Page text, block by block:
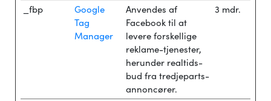
_fbp
Google
Tag
Manager
Anvendes af
Facebook til at
levere forskellige
reklame-tjenester,
herunder realtids-
bud fra tredjeparts-
annoncører.
3 mdr.